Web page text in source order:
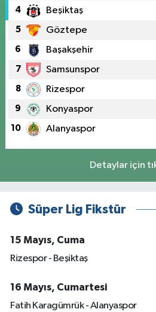
4 Beşiktaş
5 Göztepe
6 Başakşehir
7 Samsunspor
8 Rizespor
9 Konyaspor
10 Alanyaspor
Detaylar için
Süper Lig Fikstür
15 Mayıs, Cuma
Rizespor - Beşiktaş
16 Mayıs, Cumartesi
Fatih Karagümrük - Alanyaspor